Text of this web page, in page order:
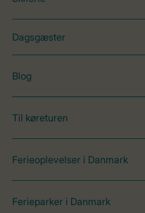
Dagsgæster
Blog
Til køreturen
Ferieoplevelser i Danmark
Ferieparker i Danmark